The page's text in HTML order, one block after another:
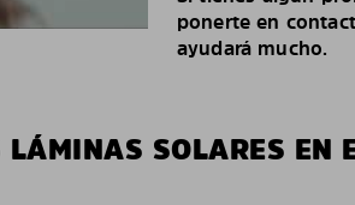
ponerte en
ayudará mucho.
SOLARES EN